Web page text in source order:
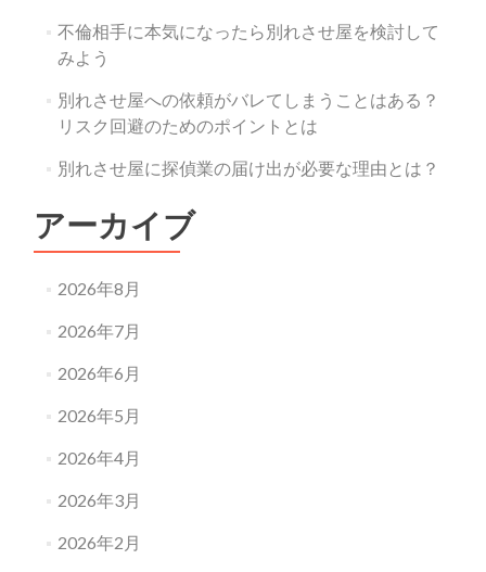
不倫相手に本気になったら別れさせ屋を検討して
みよう
別れさせ屋への依頼がバレてしまうことはある？
リスク回避のためのポイントとは
別れさせ屋に探偵業の届け出が必要な理由とは？
アーカイブ
2026年8月
2026年7月
2026年6月
2026年5月
2026年4月
2026年3月
2026年2月